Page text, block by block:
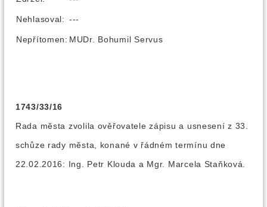
Nehlasoval: ---
Nepřítomen: MUDr. Bohumil Servus
1743/33/16
Rada města zvolila ověřovatele zápisu a usnesení z 33.
schůze rady města, konané v řádném termínu dne
22.02.2016: Ing. Petr Klouda a Mgr. Marcela Staňková.